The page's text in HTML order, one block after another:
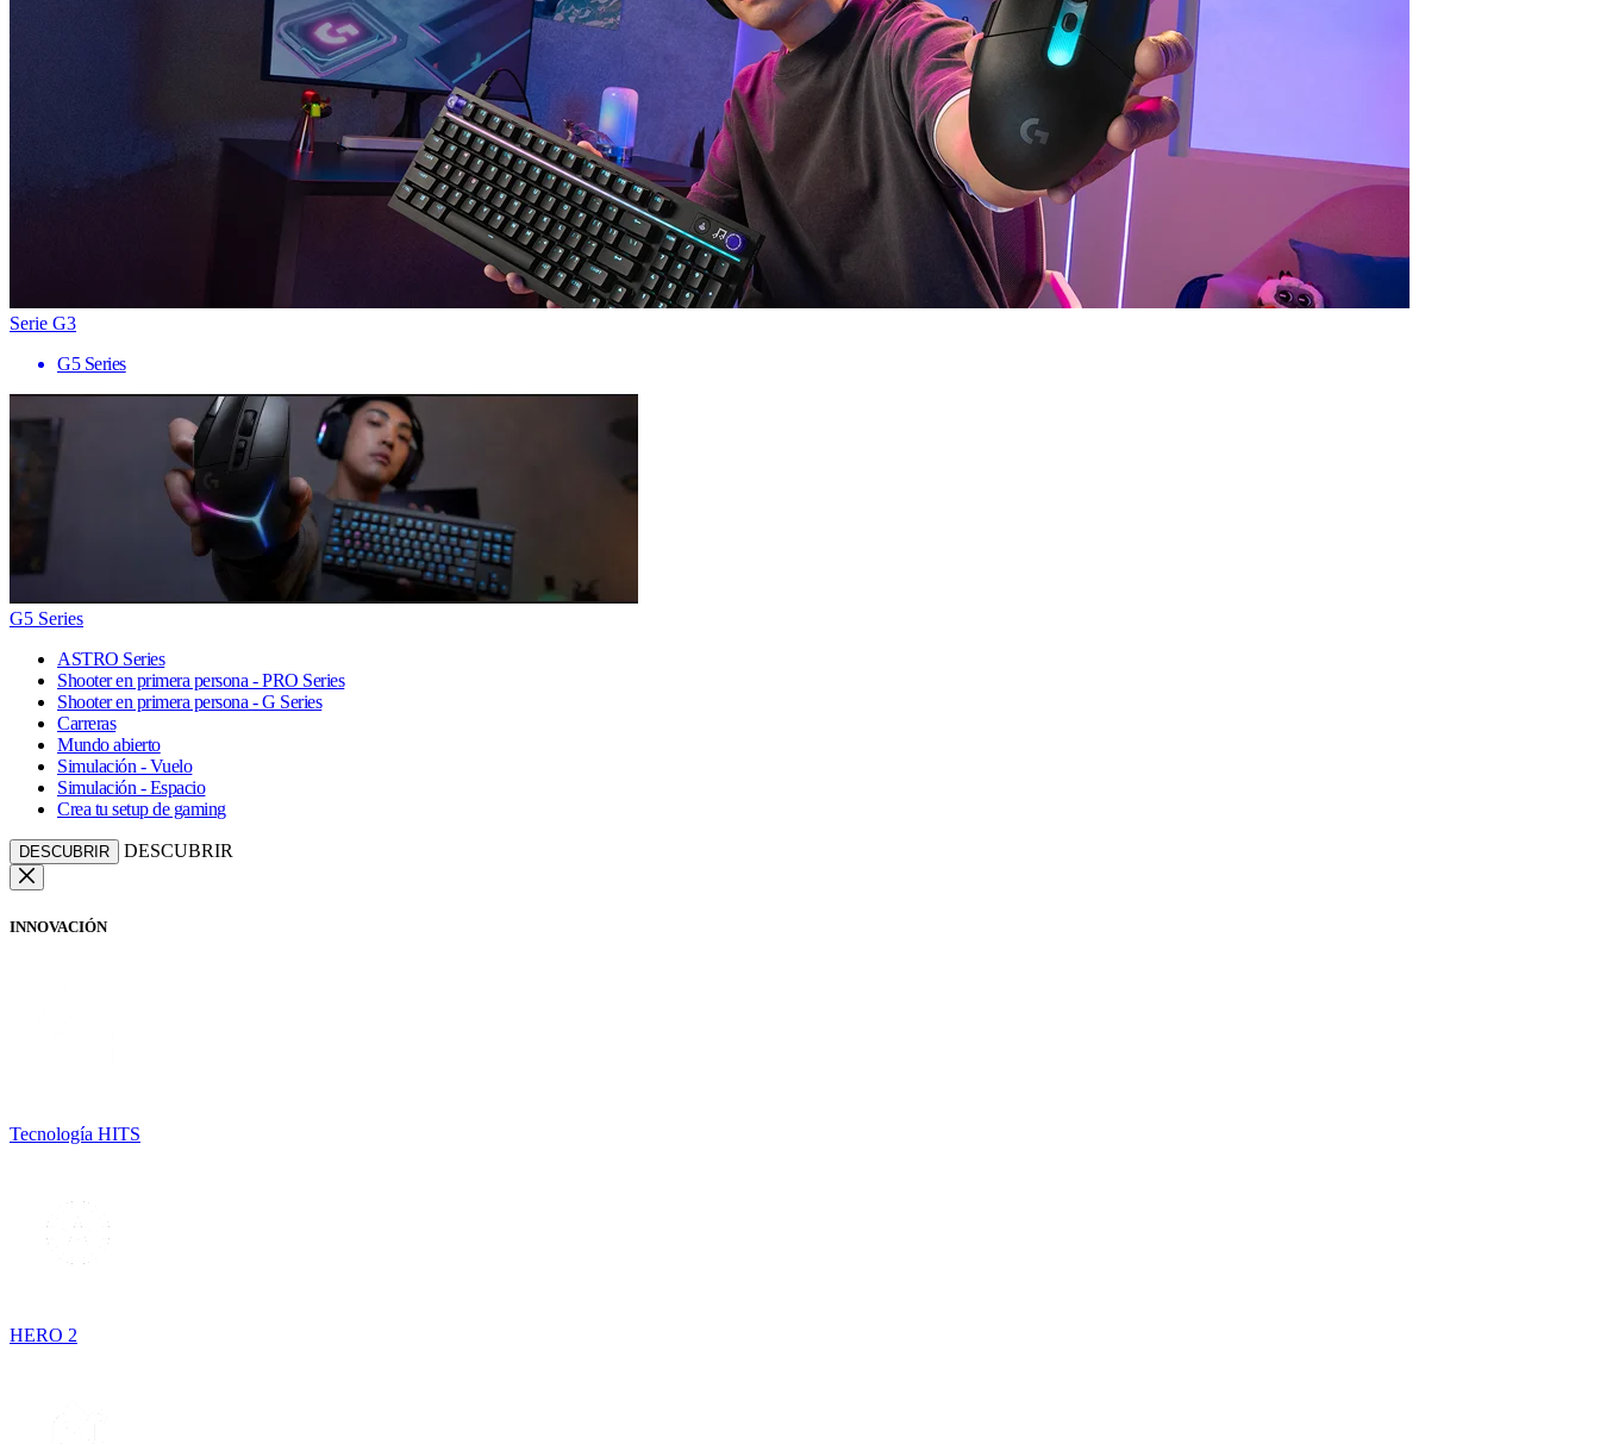
Serie G3
G5 Series
G5 Series
ASTRO Series
Shooter en primera persona - PRO Series
Shooter en primera persona - G Series
Carreras
Mundo abierto
Simulación - Vuelo
Simulación - Espacio
Crea tu setup de gaming
DESCUBRIR DESCUBRIR
INNOVACIÓN
Tecnología HITS
HERO 2